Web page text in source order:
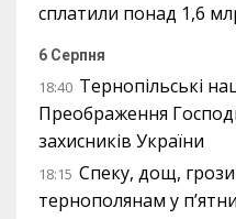
сплатили понад 1,6
6 Серпня
18:40 Тернопільські
Преображення
захисників України
18:15 Спеку, дощ,
тернополянам у